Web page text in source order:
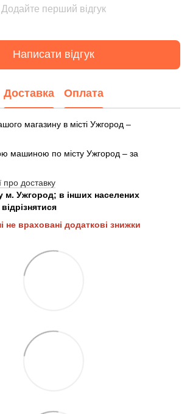
Додайте перший відгук
Написати відгук
Доставка Оплата
магазину в місті Ужгород –
машиною по місту Ужгород – за
про доставку
м. Ужгород; в інших населених
не враховані додаткові знижки